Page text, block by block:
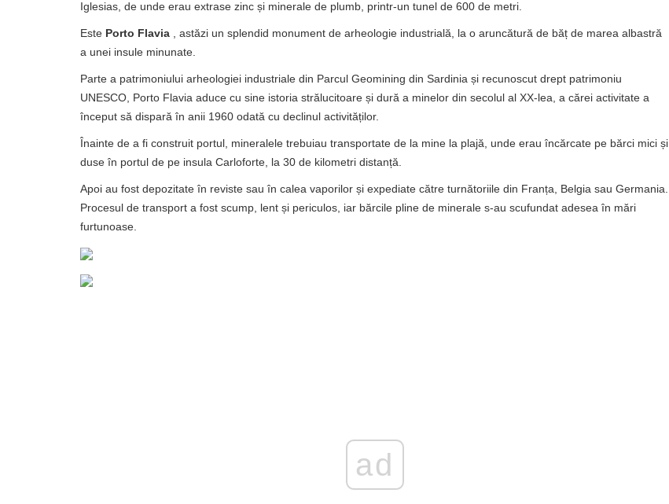
Iglesias, de unde erau extrase zinc și minerale de plumb, printr-un tunel de 600 de metri.
Este Porto Flavia , astăzi un splendid monument de arheologie industrială, la o aruncătură de băț de marea albastră
a unei insule minunate.
Parte a patrimoniului arheologiei industriale din Parcul Geomining din Sardinia și recunoscut drept patrimoniu
UNESCO, Porto Flavia aduce cu sine istoria strălucitoare și dură a minelor din secolul al XX-lea, a cărei activitate a
început să dispară în anii 1960 odată cu declinul activităților.
Înainte de a fi construit portul, mineralele trebuiau transportate de la mine la plajă, unde erau încărcate pe bărci mici și
duse în portul de pe insula Carloforte, la 30 de kilometri distanță.
Apoi au fost depozitate în reviste sau în calea vaporilor și expediate către turnătoriile din Franța, Belgia sau Germania.
Procesul de transport a fost scump, lent și periculos, iar bărcile pline de minerale s-au scufundat adesea în mări
furtunoase.
ad